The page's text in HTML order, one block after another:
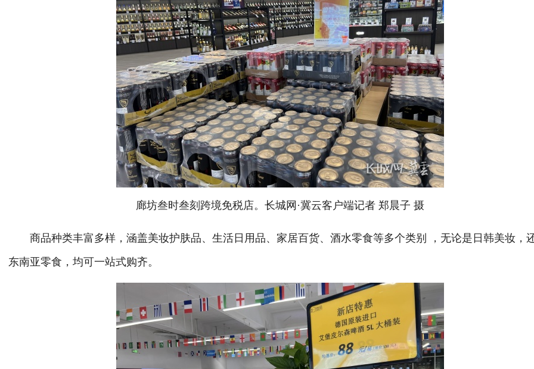
廊坊叁时叁刻跨境免税店。长城网·冀云客户端记者 郑晨子 摄
商品种类丰富多样，涵盖美妆护肤品、生活日用品、家居百货、酒水零食等多个类别 ，无论是日韩美妆，
东南亚零食，均可一站式购齐。